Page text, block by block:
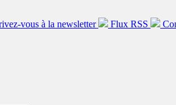
vous à la newsletter Flux RSS